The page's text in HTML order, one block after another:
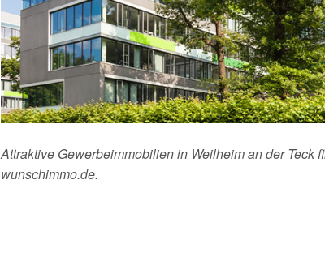
Attraktive Gewerbeimmobilien in Weilheim an der Teck
wunschimmo.de.